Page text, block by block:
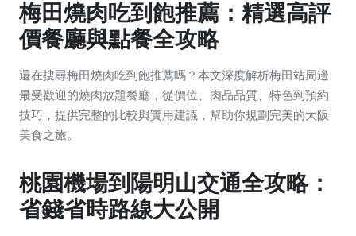
梅田燒肉吃到飽推薦：精選高評
價餐廳與點餐全攻略
還在搜尋梅田燒肉吃到飽推薦嗎？本文深度解析梅田站周邊
最受歡迎的燒肉放題餐廳，從價位、肉品品質、特色到預約
技巧，提供完整的比較與實用建議，幫助你規劃完美的大阪
美食之旅。
桃園機場到陽明山交通全攻略：
省錢省時路線大公開